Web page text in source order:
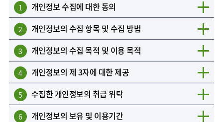
1 개인정보 수집에 대한 동의
2 개인정보의 수집 항목 및 수집 방법
3 개인정보의 수집 목적 및 이용 목적
4 개인정보의 제 3자에 대한 제공
5 수집한 개인정보의 취급 위탁
6 개인정보의 보유 및 이용기간